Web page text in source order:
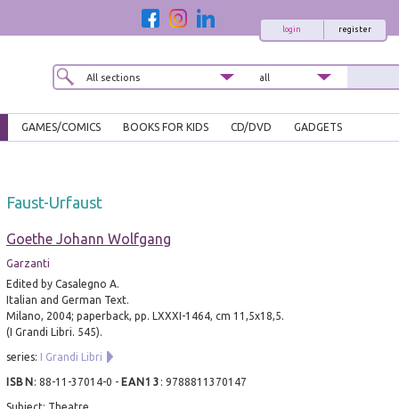
register
login
GAMES/COMICS BOOKS FOR KIDS CD/DVD GADGETS
Faust-Urfaust
Goethe Johann Wolfgang
Garzanti
Edited by Casalegno A.
Italian and German Text.
Milano, 2004; paperback, pp. LXXXI-1464, cm 11,5x18,5.
(I Grandi Libri. 545).
series: I Grandi Libri
ISBN : 88-11-37014-0 - EAN13 : 9788811370147